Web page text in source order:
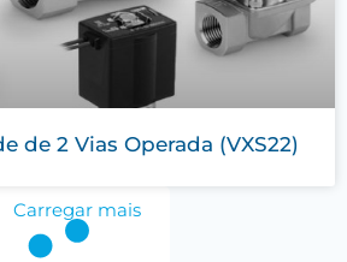
de 2 Vias Operada (VXS22)
Carregar mais